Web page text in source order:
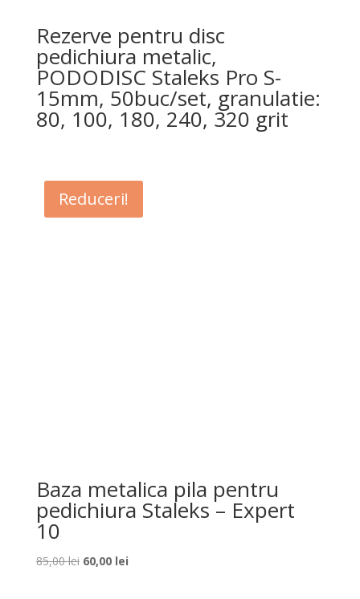
Rezerve pentru disc
pedichiura metalic,
PODODISC Staleks Pro S-
15mm, 50buc/set, granulatie:
80, 100, 180, 240, 320 grit
Reduceri!
Baza metalica pila pentru
pedichiura Staleks – Expert
10
85,00lei Prețul
60,00 leiPrețul